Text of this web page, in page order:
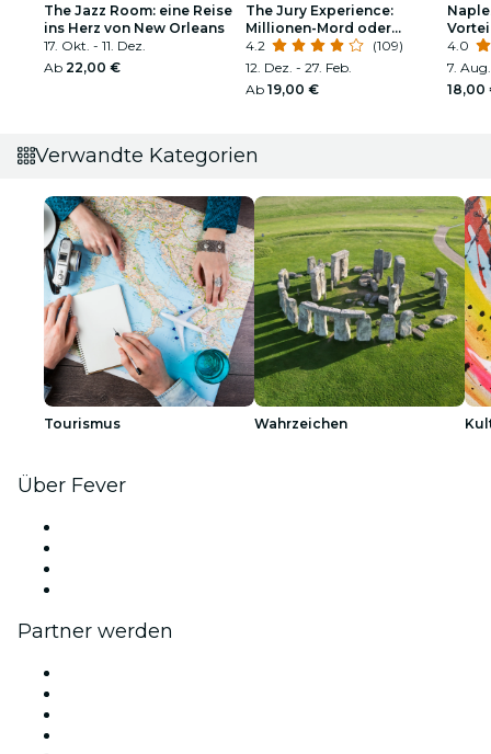
The Jazz Room: eine Reise
ins Herz von New Orleans
17. Okt. - 11. Dez.
Ab 22,00 €
The Jury Experience:
Millionen-Mord oder
Lügennetz?
4.2
(109)
12. Dez. - 27. Feb.
Ab 19,00 €
Tour
4.0
7.
18,00
Verwandte Kategorien
Tourismus Wahrzeichen
Über Fever
Partner werden